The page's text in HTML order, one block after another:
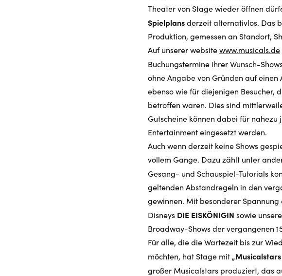
Theater von Stage wieder öffnen
Spielplansderzeit alternativlos. Das
Produktion, gemessen an Standort,
Auf unserer websitewww.musicals.de
Buchungstermine ihrer Wunsch-
ohne Angabe von Gründen auf
ebenso wie für diejenigen Besucher,
betroffen waren. Dies sind
Gutscheine können dabei für
Entertainment eingesetzt werden.
Auch wenn derzeit keine Shows
vollem Gange. Dazu zählt unter
Gesang- und Schauspiel-Tutorials
geltenden Abstandregeln in den
gewinnen. Mit besonderer
Disneys DIE EISKÖNIGIN sowie
Broadway-Shows der vergangenen
Für alle, die die Wartezeit bis zur
möchten, hat Stage mit
großer Musicalstars produziert, das